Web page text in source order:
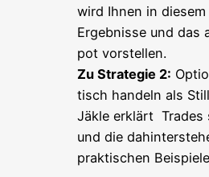
wird Ihnen in
Ergeb­nis­se und das
pot vorstellen.
Zu Stra­te­gie 2:
tisch han­deln als
Jäk­le erklärt Trades
und die
prak­ti­schen